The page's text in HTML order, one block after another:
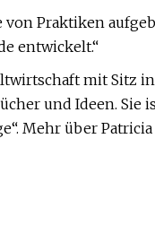
Praktiken
entwickelt.“
mit Sitz
und Ideen.
Mehr über